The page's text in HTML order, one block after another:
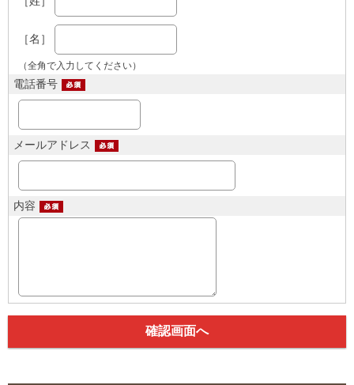
［名］
（全角で入力してください）
電話番号
メールアドレス
内容